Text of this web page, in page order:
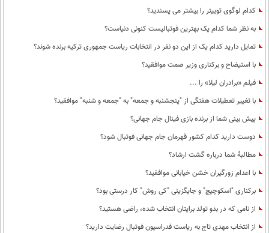
کدام لوگوی توییتر را بیشتر می پسندید؟
به نظر شما کدام یک بهترین فوتبالیست کنونی دنیاست؟
تمایل دارید کدام یک از این دو نفر در انتخابات ریاست جمهوری ترکیه برنده شوند؟
با استیضاح و برکناری وزیر صمت موافقید؟
فیلم «برادران لیلا» را ...
با تغییر تعطیلات هفتگی از "پنجشنبه و جمعه" به "جمعه و شنبه" موافقید؟
پیش بینی شما از برنده بازی فینال جام جهانی؟
دوست دارید کدام کشور قهرمان جام جهانی فوتبال شود؟
مطالبۀ شما درباره گشت ارشاد؟
با اعدام زورگیران خشن خیابانی موافقید؟
برکناری "اسکوچیچ" و جایگزینی "کی روش" کار درستی بود؟
از نامی که در بدو تولد برایتان انتخاب شده، راضی هستید؟
از انتخاب مهدی تاج به ریاست فدراسیون فوتبال رضایت دارید؟